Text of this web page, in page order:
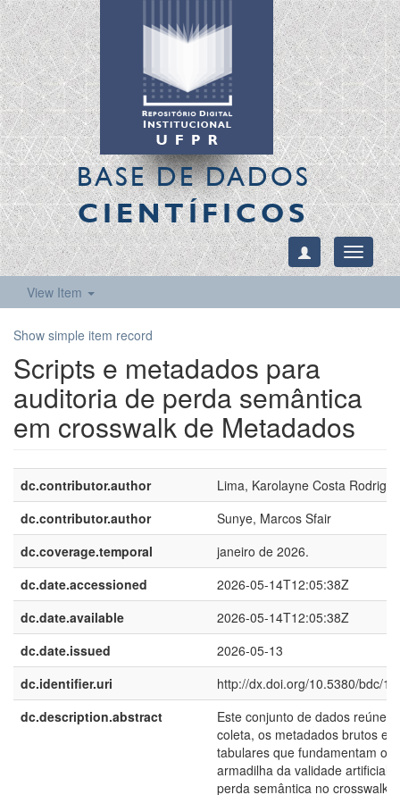
BASE DE DADOS
CIENTÍFICOS
Toggle
View Item
Show simple item record
Scripts e metadados para
auditoria de perda semântica
em crosswalk de Metadados
dc.contributor.author
Lima, Karolayne Costa
dc.contributor.author
Sunye, Marcos Sfair
dc.coverage.temporal
janeiro de 2026.
dc.date.accessioned
2026-05-14T12:05:38Z
dc.date.available
2026-05-14T12:05:38Z
dc.date.issued
2026-05-13
dc.identifier.uri
http://dx.doi.org/10.5380/bdc/
dc.description.abstract
Este conjunto de dados reúne
coleta, os metadados brutos e
tabulares que fundamentam o
armadilha da validade artificial:
perda semântica no crosswalk